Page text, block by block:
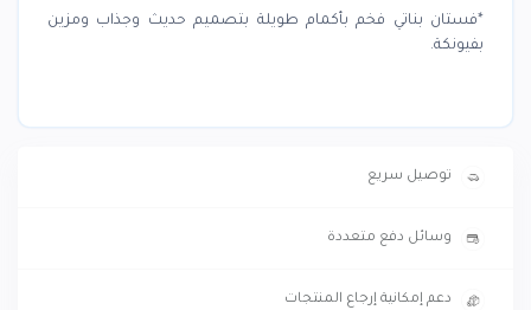
*فستان بناتي فخم بأكمام طويلة بتصميم حديث وجذاب ومزين
بفيونكة.
توصيل سريع
وسائل دفع متعددة
دعم إمكانية إرجاع المنتجات